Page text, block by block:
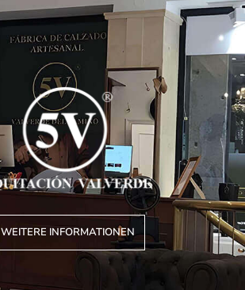
WEITERE INFORMATIONEN